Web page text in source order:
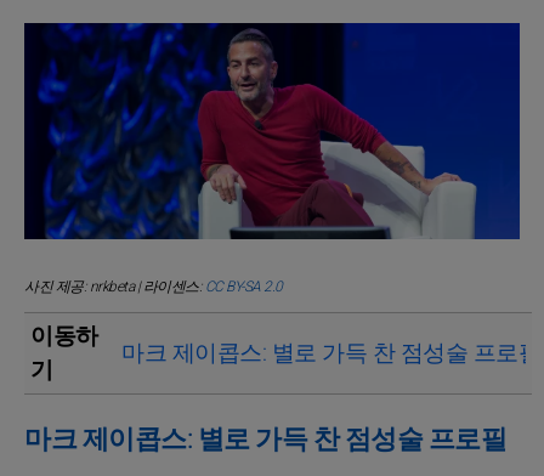
사진 제공: nrkbeta | 라이센스:CC BY-SA 2.0
이동하
기
마크 제이콥스: 별로 가득 찬 점성술 프로필
마크 제이콥스: 별로 가득 찬 점성술 프로필